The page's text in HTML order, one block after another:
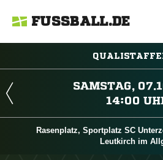
FUSSBALL.DE


Rasenplatz, Sportplatz SC
Leutkirch im